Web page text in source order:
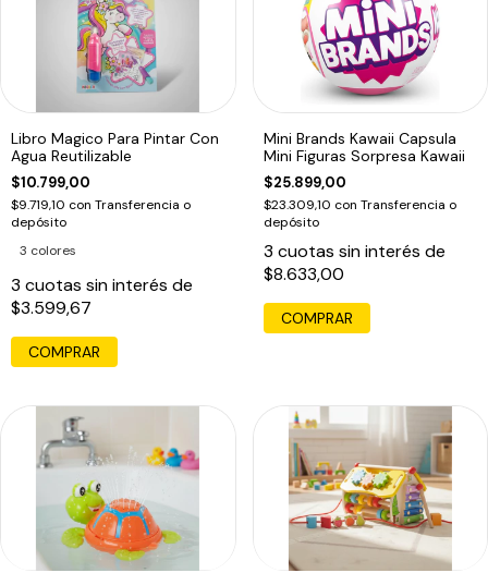
Libro Magico Para Pintar Con
Agua Reutilizable
$10.799,00
$9.719,10 con Transferencia o
depósito
3 colores
3 cuotas sin interés de
$3.599,67
COMPRAR
Mini Brands Kawaii Capsula
Mini Figuras Sorpresa Kawaii
$25.899,00
$23.309,10 con Transferencia o
depósito
3 cuotas sin interés de
$8.633,00